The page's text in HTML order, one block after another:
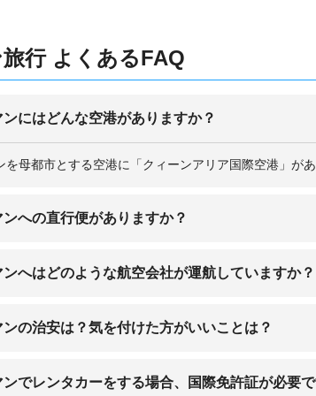
行 よくあるFAQ
にはどんな空港がありますか？
を母都市とする空港に「クィーンアリア国際空港」があ
への直行便がありますか？
からの直行便はありません。ほとんとの路線が経由便と
へはどのような航空会社が運航していますか？
ヨルダン航空をはじめ、中東の航空会社が就航してい
ロッパからのアクセスも可能です。
の治安は？気を付けた方がいいことは？
市内の治安は良好ですが、国土は近隣諸国の情勢不安
でレンタカーをする場合、国際免許証が必要で